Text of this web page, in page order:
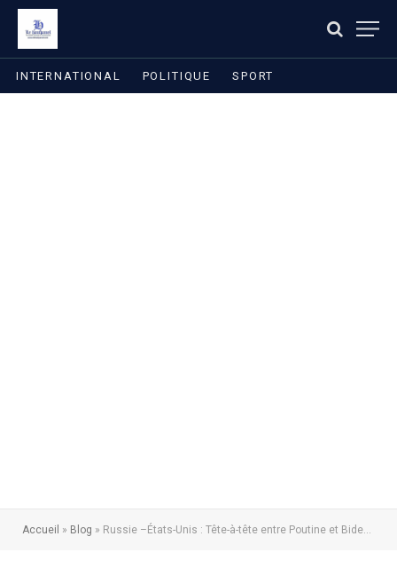
INTERNATIONAL POLITIQUE SPORT
Accueil » Blog » Russie –États-Unis : Tête-à-tête entre Poutine et Biden prévu le 16 Juin à Genève